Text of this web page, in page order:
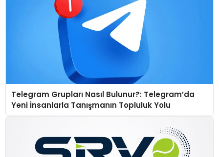
Telegram Grupları Nasıl Bulunur?: Telegram’da
Yeni İnsanlarla Tanışmanın Topluluk Yolu